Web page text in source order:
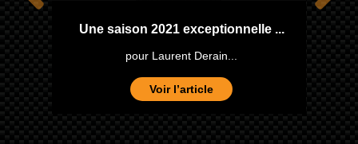
Une saison 2021 exceptionnelle ...
pour Laurent Derain...
Voir l’article